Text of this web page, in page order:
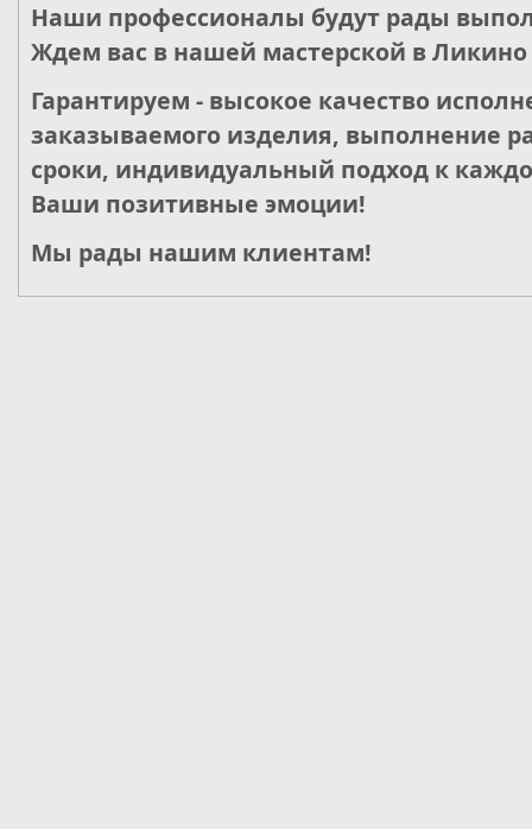
Наши профессионалы будут рады
Ждем вас в нашей мастерской в Ликино
Гарантируем - высокое качество
заказываемого изделия, выполнение
сроки, индивидуальный подход к
Ваши позитивные эмоции!
Мы рады нашим клиентам!